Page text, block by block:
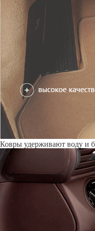
Только качественные
Каталог ковриков для
Автоковрики для Toyota
Поколение:
9 поколение и
Водительский коврик на
1) без лепестка, с
2) цельный коврик,